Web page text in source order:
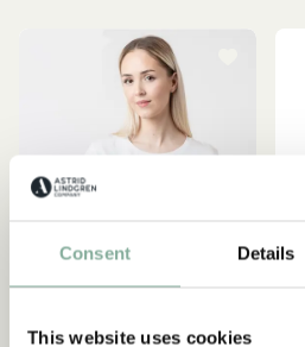
Consent Details
This website uses cookies